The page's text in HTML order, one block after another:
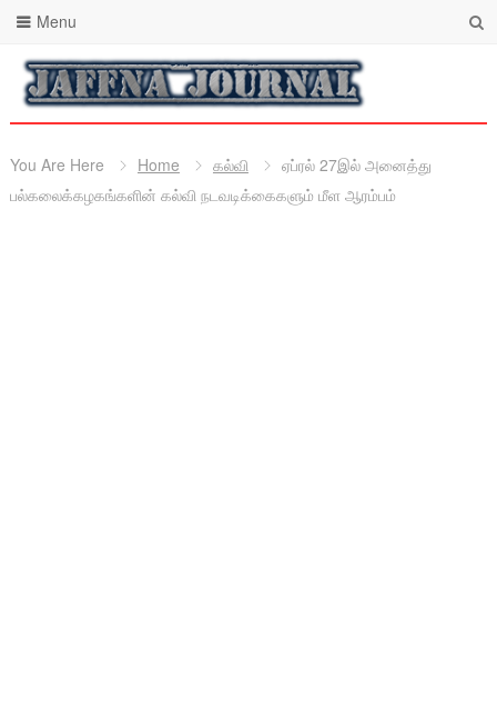
Menu
You Are Here Home கல்வி
ஏப்ரல் 27இல் அனைத்து
பல்கலைக்கழகங்களின் கல்வி நடவடிக்கைகளும் மீள ஆரம்பம்